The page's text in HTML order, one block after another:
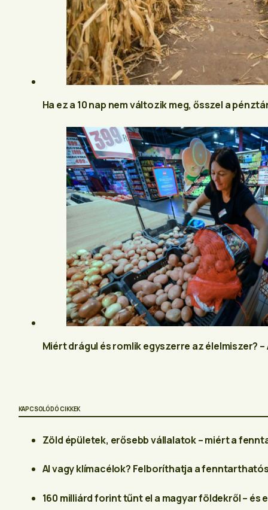
Ha ez a 10 nap nem változik meg, ősszel a
Miért drágul és romlik egyszerre az élelmiszer?
KAPCSOLÓDÓ CIKKEK
Zöld épületek, erősebb vállalatok – miért a
AI vagy klímacélok? Felboríthatja a
160 milliárd forint tűnt el a magyar földekről – és